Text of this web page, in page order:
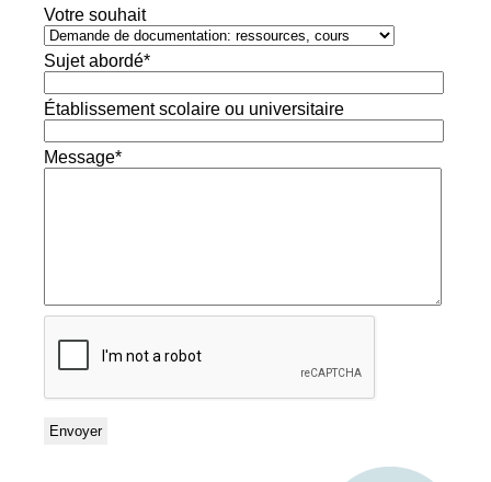
Votre souhait
Sujet abordé*
Établissement scolaire ou universitaire
Message*